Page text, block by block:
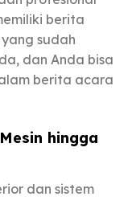
berita
sudah
dan Anda bisa
berita acara
hingga
dan sistem